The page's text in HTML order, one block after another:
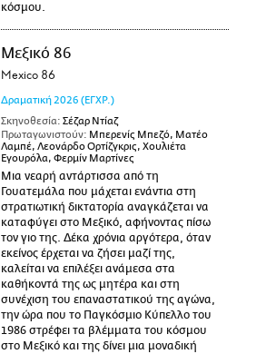
κόσμου.
Μεξικό 86
Mexico 86
Δραματική 2026 (ΕΓΧΡ.)
Σκηνοθεσία: Σέζαρ Ντίαζ
Πρωταγωνιστούν: Μπερενίς Μπεζό, Ματέο
Λαμπέ, Λεονάρδο Ορτίζγκρις, Χουλιέτα
Εγουρόλα, Φερμίν Μαρτίνες
Μια νεαρή αντάρτισσα από τη
Γουατεμάλα που μάχεται ενάντια στη
στρατιωτική δικτατορία αναγκάζεται να
καταφύγει στο Μεξικό, αφήνοντας πίσω
τον γιο της. Δέκα χρόνια αργότερα, όταν
εκείνος έρχεται να ζήσει μαζί της,
καλείται να επιλέξει ανάμεσα στα
καθήκοντά της ως μητέρα και στη
συνέχιση του επαναστατικού της αγώνα,
την ώρα που το Παγκόσμιο Κύπελλο του
1986 στρέφει τα βλέμματα του κόσμου
στο Μεξικό και της δίνει μια μοναδική